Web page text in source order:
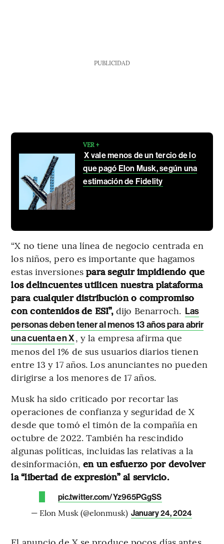
PUBLICIDAD
VER +
X vale menos de un tercio de lo
que pagó Elon Musk, según una
estimación de Fidelity
“X no tiene una línea de negocio centrada en
los niños, pero es importante que hagamos
estas inversionespara seguir impidiendo que
los delincuentes utilicen nuestra plataforma
para cualquier distribución o compromiso
con contenidos de ESI”,dijo Benarroch. Las
personas deben tener al menos 13 años para abrir
una cuenta en X, y la empresa afirma que
menos del 1% de sus usuarios diarios tienen
entre 13 y 17 años. Los anunciantes no pueden
dirigirse a los menores de 17 años.
Musk ha sido criticado por recortar las
operaciones de confianza y seguridad de X
desde que tomó el timón de la compañía en
octubre de 2022. También ha rescindido
algunas políticas, incluidas las relativas a la
desinformación, en un esfuerzo por devolver
la “libertad de expresión” al servicio.
pic.twitter.com/Yz965PGgSS
— Elon Musk (@elonmusk) January 24, 2024